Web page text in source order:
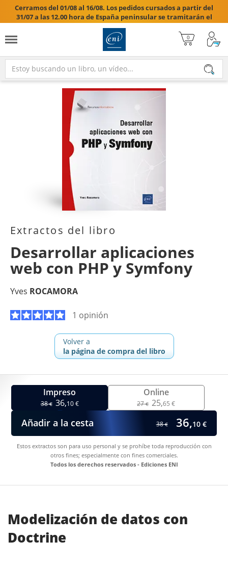
Cerramos del 01/08 al 16/08. Los pedidos cursados a partir del
31/07 a las 12.00 hora de España peninsular se tramitarán el
17/08/2026.

Extractos del libro
Desarrollar aplicaciones
web con PHP y Symfony
Yves ROCAMORA
1 opinión
Volver a
la página de compra del libro
Impreso
38€ 36,10 €
Online
27€ 25,65 €
Añadir a la cesta 38€ 36,10 €
Estos extractos son para uso personal y se prohíbe toda reproducción con
otros fines; especialmente con fines comerciales.
Todos los derechos reservados - Ediciones ENI
Modelización de datos con
Doctrine